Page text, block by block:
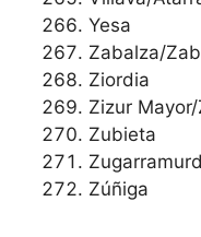
Yesa
Zabalza/
Ziordia
Zizur
Zubieta
Zúñiga